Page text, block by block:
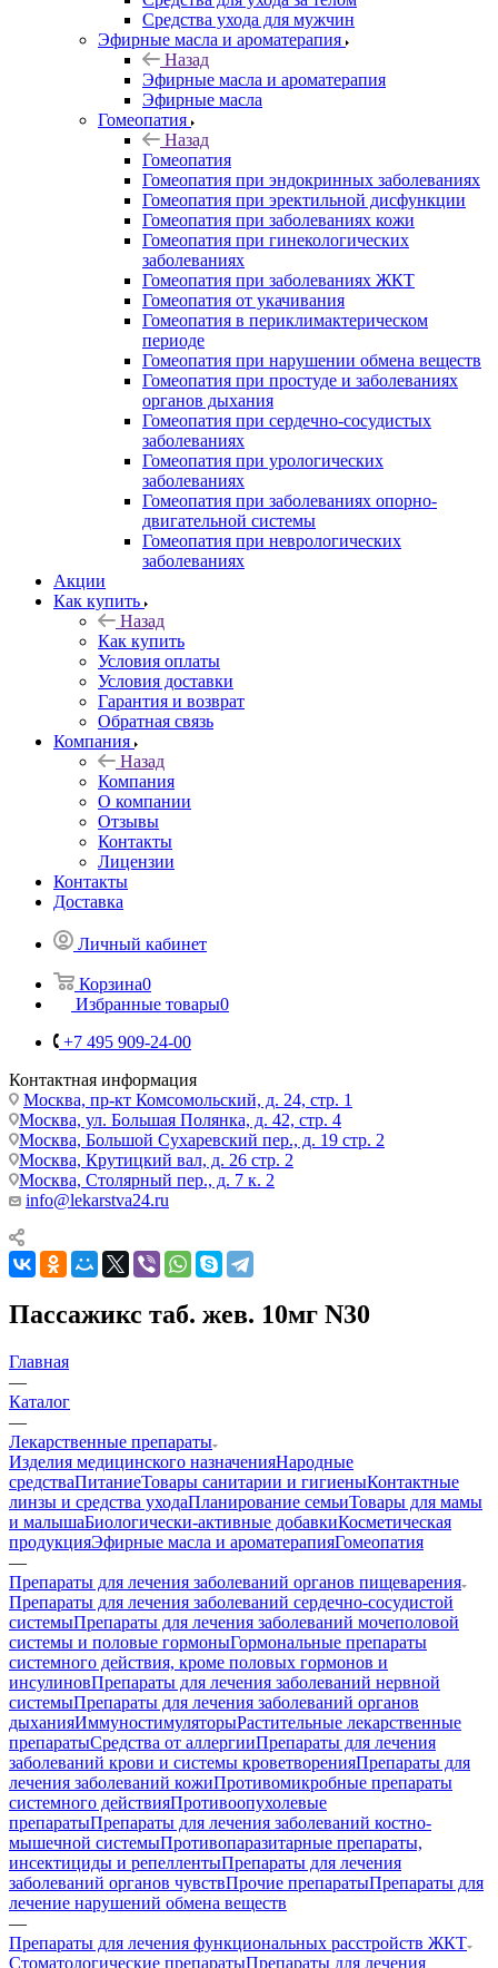
Средства ухода для мужчин
Эфирные масла и ароматерапия
Назад
Эфирные масла и ароматерапия
Эфирные масла
Гомеопатия
Назад
Гомеопатия
Гомеопатия при эндокринных заболеваниях
Гомеопатия при эректильной дисфункции
Гомеопатия при заболеваниях кожи
Гомеопатия при гинекологических
заболеваниях
Гомеопатия при заболеваниях ЖКТ
Гомеопатия от укачивания
Гомеопатия в периклимактерическом
периоде
Гомеопатия при нарушении обмена веществ
Гомеопатия при простуде и заболеваниях
органов дыхания
Гомеопатия при сердечно-сосудистых
заболеваниях
Гомеопатия при урологических
заболеваниях
Гомеопатия при заболеваниях опорно-
двигательной системы
Гомеопатия при неврологических
заболеваниях
Акции
Как купить
Назад
Как купить
Условия оплаты
Условия доставки
Гарантия и возврат
Обратная связь
Компания
Назад
Компания
О компании
Отзывы
Контакты
Лицензии
Контакты
Доставка
Личный кабинет
Корзина0
Избранные товары0
+7 495 909-24-00
Контактная информация
Москва, пр-кт Комсомольский, д. 24, стр. 1
Москва, ул. Большая Полянка, д. 42, стр. 4
Москва, Большой Сухаревский пер., д. 19 стр. 2
Москва, Крутицкий вал, д. 26 стр. 2
Москва, Столярный пер., д. 7 к. 2
info@lekarstva24.ru
Пассажикс таб. жев. 10мг N30
Главная
—
Каталог
—
Лекарственные препараты
Изделия медицинского назначенияНародные
средстваПитаниеТовары санитарии и гигиеныКонтактные
линзы и средства уходаПланирование семьиТовары для мамы
и малышаБиологически-активные добавкиКосметическая
продукцияЭфирные масла и ароматерапияГомеопатия
—
Препараты для лечения заболеваний органов пищеварения
Препараты для лечения заболеваний сердечно-сосудистой
системыПрепараты для лечения заболеваний мочеполовой
системы и половые гормоныГормональные препараты
системного действия, кроме половых гормонов и
инсулиновПрепараты для лечения заболеваний нервной
системыПрепараты для лечения заболеваний органов
дыханияИммуностимуляторыРастительные лекарственные
препаратыСредства от аллергииПрепараты для лечения
заболеваний крови и системы кроветворенияПрепараты для
лечения заболеваний кожиПротивомикробные препараты
системного действияПротивоопухолевые
препаратыПрепараты для лечения заболеваний костно-
мышечной системыПротивопаразитарные препараты,
инсектициды и репеллентыПрепараты для лечения
заболеваний органов чувствПрочие препаратыПрепараты для
лечение нарушений обмена веществ
—
Препараты для лечения функциональных расстройств ЖКТ
Стоматологические препаратыПрепараты для лечения